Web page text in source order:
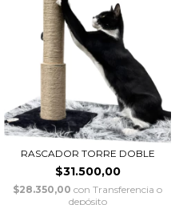
RASCADOR TORRE DOBLE
$31.500,00
$28.350,00 con Transferencia o
depósito